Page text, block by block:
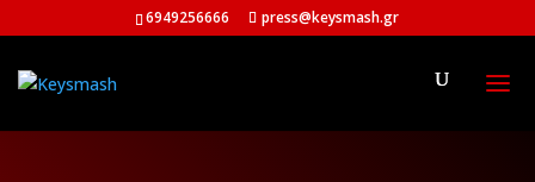
6949256666 press@keysmash.gr